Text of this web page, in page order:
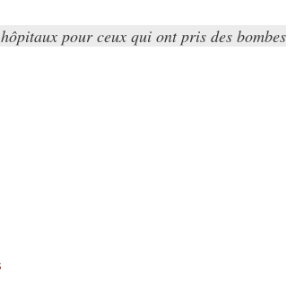
pour ceux qui ont pris des bombes